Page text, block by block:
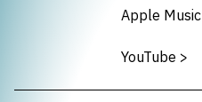
Apple Music
YouTube >